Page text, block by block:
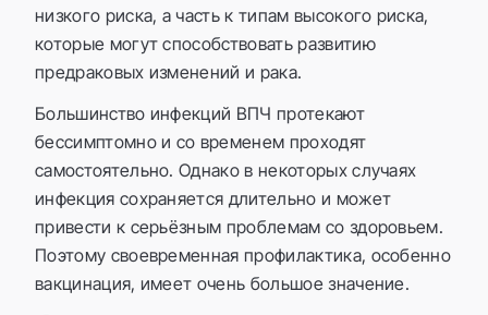
низкого риска, а часть к типам высокого риска,
которые могут способствовать развитию
предраковых изменений и рака.
Большинство инфекций ВПЧ протекают
бессимптомно и со временем проходят
самостоятельно. Однако в некоторых случаях
инфекция сохраняется длительно и может
привести к серьёзным проблемам со здоровьем.
Поэтому своевременная профилактика, особенно
вакцинация, имеет очень большое значение.